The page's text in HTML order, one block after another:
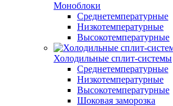
Моноблоки
Среднетемпературные
Низкотемпературные
Высокотемпературные
Холодильные сплит-системы
Среднетемпературные
Низкотемпературные
Высокотемпературные
Шоковая заморозка